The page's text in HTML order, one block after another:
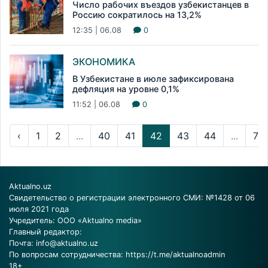
Число рабочих въездов узбекистанцев в
Россию сократилось на 13,2%
12:35 | 06.08 0
ЭКОНОМИКА
В Узбекистане в июле зафиксирована
дефляция на уровне 0,1%
11:52 | 06.08 0
‹ 1 2 ... 40 41 42 43 44 ... 72
Aktualno.uz
Свидетельство о регистрации электронного СМИ: №1428 от 06
июля 2021 года
Учредитель: ООО «Aktualno media»
Главный редактор:
Почта: info@aktualno.uz
По вопросам сотрудничества: https://t.me/aktualnoadmin
18+